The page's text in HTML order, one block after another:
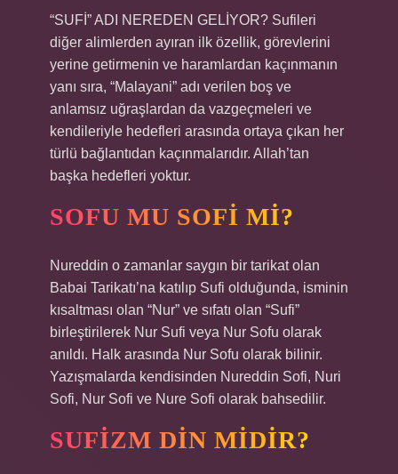
“SUFİ” ADI NEREDEN GELİYOR? Sufileri
diğer alimlerden ayıran ilk özellik, görevlerini
yerine getirmenin ve haramlardan kaçınmanın
yanı sıra, “Malayani” adı verilen boş ve
anlamsız uğraşlardan da vazgeçmeleri ve
kendileriyle hedefleri arasında ortaya çıkan her
türlü bağlantıdan kaçınmalarıdır. Allah’tan
başka hedefleri yoktur.
SOFU MU SOFI MI?
Nureddin o zamanlar saygın bir tarikat olan
Babai Tarikatı’na katılıp Sufi olduğunda, isminin
kısaltması olan “Nur” ve sıfatı olan “Sufi”
birleştirilerek Nur Sufi veya Nur Sofu olarak
anıldı. Halk arasında Nur Sofu olarak bilinir.
Yazışmalarda kendisinden Nureddin Sofi, Nuri
Sofi, Nur Sofi ve Nure Sofi olarak bahsedilir.
SUFIZM DIN MIDIR?